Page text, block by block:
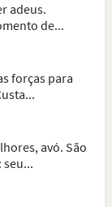
adeus.
de...
forças para
avó. São